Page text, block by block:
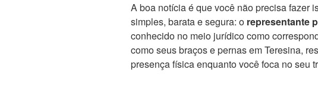
A boa notícia é que você não precisa fazer
simples, barata e segura: o representante
conhecido no meio jurídico como
como seus braços e pernas em Teresina,
presença física enquanto você foca no seu